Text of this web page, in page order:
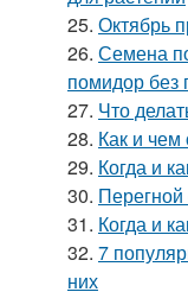
25. Октябрь
26. Семена
помидор без
27. Что
28. Как и чем
29. Когда и
30. Перегной
31. Когда и
32. 7
них